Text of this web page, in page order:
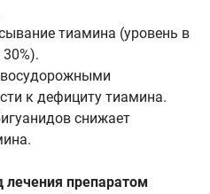
тиамина (уровень в
к дефициту тиамина.
снижает
лечения препаратом